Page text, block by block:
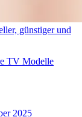
günstiger und
TV Modelle
2025